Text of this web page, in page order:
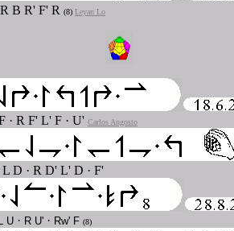
B R' F' R (8) Leyan Lo
· R F' L' F · U' Carlos Angosto
D · R D' L' D · F'
L U · R U' · Rw' F (8)